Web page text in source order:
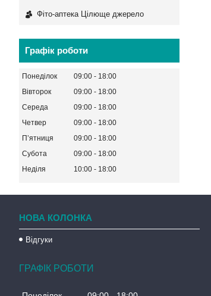
Фіто-аптека Цілюще джерело
Графік роботи
Понеділок 09:00
18:00
Вівторок
09:00
18:00
Середа
09:00
18:00
Четвер
09:00
18:00
Пʼятниця
09:00
18:00
Субота
09:00
18:00
Неділя
10:00 18:00
НОВА КОЛОНКА
Відгуки
ГРАФІК РОБОТИ